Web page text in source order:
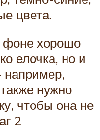
цвета.
фоне хорошо
елочка, но и
например,
нужно
чтобы она не
2